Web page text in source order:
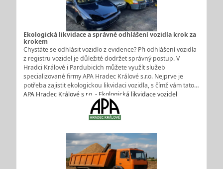
Ekologická likvidace a správné odhlášení vozidla krok za
krokem
Chystáte se odhlásit vozidlo z evidence? Při odhlášení vozidla
z registru vozidel je důležité dodržet správný postup. V
Hradci Králové i Pardubicích můžete využít služeb
specializované firmy APA Hradec Králové s.r.o. Nejprve je
potřeba zajistit ekologickou likvidaci vozidla, s čímž vám tato…
APA Hradec Králové s.r.o. - Ekologická likvidace vozidel